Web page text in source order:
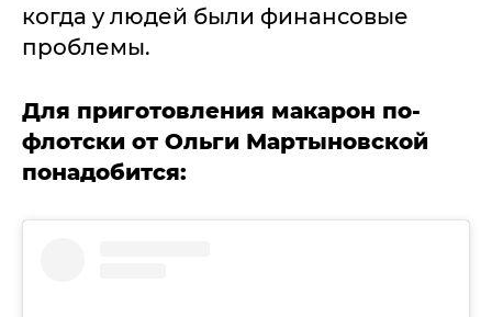
когда у людей были финансовые
проблемы.
Для приготовления макарон по-
флотски от Ольги Мартыновской
понадобится: